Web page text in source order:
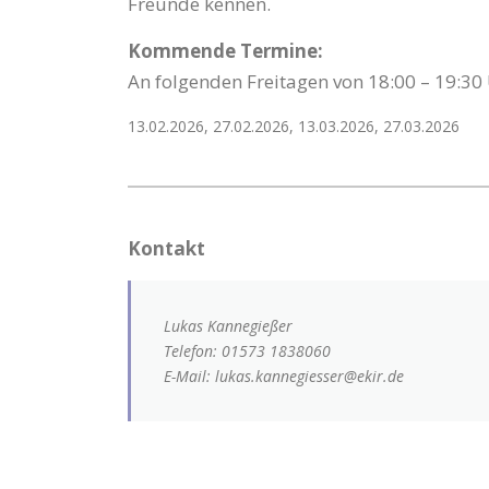
Kommende Termine:
An folgenden Freitagen von 18:00 – 19:30
13.02.2026, 27.02.2026, 13.03.2026, 27.03.2026
Kontakt
Lukas Kannegießer
Telefon: 01573 1838060
E-Mail: lukas.kannegiesser@ekir.de